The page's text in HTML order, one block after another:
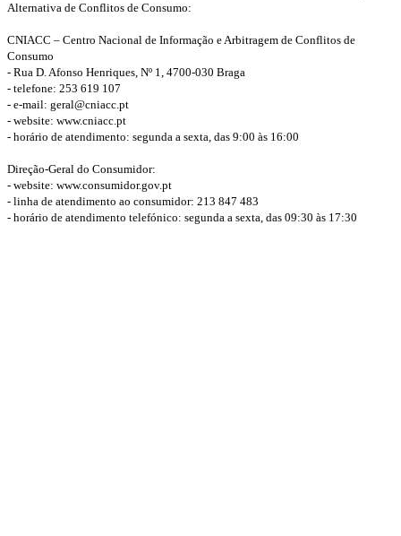
Alternativa de Conflitos de Consumo:
CNIACC – Centro Nacional de Informação e Arbitragem de Conflitos de
Consumo
- Rua D. Afonso Henriques, Nº 1, 4700-030 Braga
- telefone: 253 619 107
- e-mail: geral@cniacc.pt
- website: www.cniacc.pt
- horário de atendimento: segunda a sexta, das 9:00 às 16:00
Direção-Geral do Consumidor:
- website: www.consumidor.gov.pt
- linha de atendimento ao consumidor: 213 847 483
- horário de atendimento telefónico: segunda a sexta, das 09:30 às 17:30